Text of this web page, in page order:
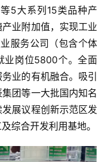
5大系列15类品种产
业附加值，实现工业
服务公司（包含个体
业岗位5800个。全面
业的有机融合。吸引
团等一大批国内知名
展议程创新示范区发
综合开发利用基地。